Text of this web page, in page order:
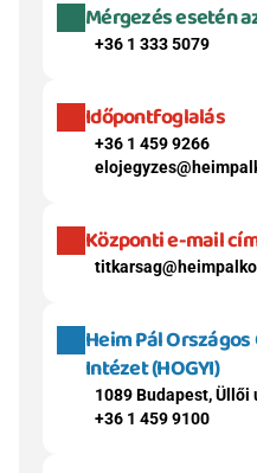
Mérgezés esetén
+36 1 333 5079
Időpontfoglalás
+36 1 459 9266
Központi e-mail
Heim Pál
Intézet (HOGYI)
1089 Budapest, Üllői
+36 1 459 9100